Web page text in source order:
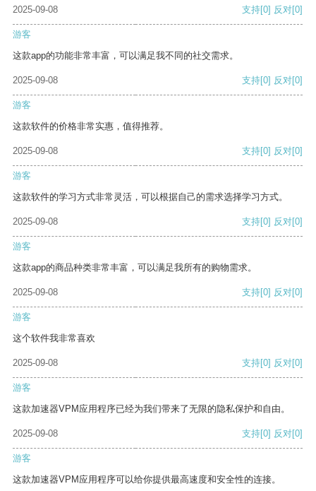
2025-09-08
支持[0] 反对[0]
游客
这款app的功能非常丰富，可以满足我不同的社交需求。
2025-09-08 支持[0] 反对[0]
游客
这款软件的价格非常实惠，值得推荐。
2025-09-08 支持[0] 反对[0]
游客
这款软件的学习方式非常灵活，可以根据自己的需求选择学习方式。
2025-09-08 支持[0] 反对[0]
游客
这款app的商品种类非常丰富，可以满足我所有的购物需求。
2025-09-08 支持[0] 反对[0]
游客
这个软件我非常喜欢
2025-09-08 支持[0] 反对[0]
游客
这款加速器VPM应用程序已经为我们带来了无限的隐私保护和自由。
2025-09-08 支持[0] 反对[0]
游客
这款加速器VPM应用程序可以给你提供最高速度和安全性的连接。